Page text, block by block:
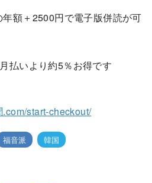
額＋2500円で電子版併読が可
払いより約5％お得です
start-checkout/
福音派 韓国